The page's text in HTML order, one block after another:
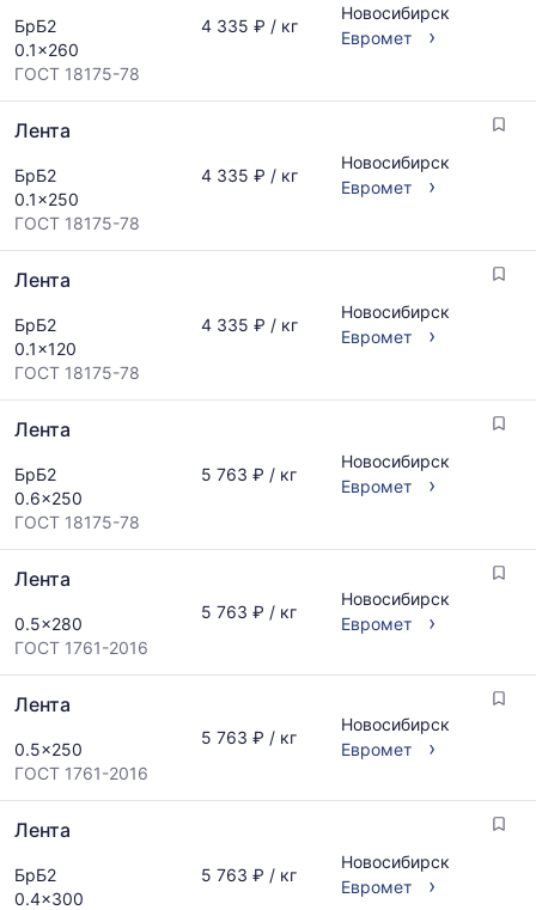
БрБ2
0.1x260
ГОСТ 18175-78
4 335 ₽ / кг
Новосибирск
Евромет
›
Лента
БрБ2
0.1x250
ГОСТ 18175-78
4 335 ₽ / кг
Новосибирск
Евромет
›
Лента
БрБ2
0.1x120
ГОСТ 18175-78
4 335 ₽ / кг
Новосибирск
Евромет
›
Лента
БрБ2
0.6x250
ГОСТ 18175-78
5 763 ₽ / кг
Новосибирск
Евромет
›
Лента
0.5x280
ГОСТ 1761-2016
5 763 ₽ / кг
Новосибирск
Евромет
›
Лента
0.5x250
ГОСТ 1761-2016
5 763 ₽ / кг
Новосибирск
Евромет
›
Лента
БрБ2
0.4x300
5 763 ₽ / кг
Новосибирск
Евромет
›